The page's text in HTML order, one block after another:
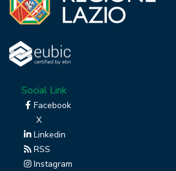
Social Link
Facebook
X
Linkedin
RSS
Instagram